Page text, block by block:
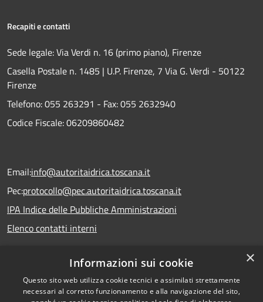
Recapiti e contatti
Sede legale: Via Verdi n. 16 (primo piano), Firenze
Casella Postale n. 1485 | U.P. Firenze, 7 Via G. Verdi - 50122
Firenze
Telefono:055 263291 - Fax:055 2632940
Codice Fiscale: 06209860482
Email:info@autoritaidrica.toscana.it
Pec:protocollo@pec.autoritaidrica.toscana.it
IPA Indice delle Pubbliche Amministrazioni
Elenco contatti interni
Dichiarazione accessibilità
×
Informazioni sui cookie
Questo sito web utilizza cookie tecnici e assimilati strettamente
necessari al corretto funzionamento e alla navigazione del sito,